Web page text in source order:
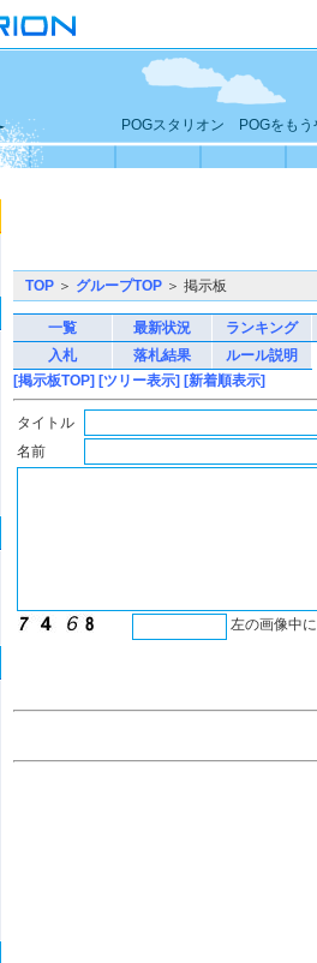
POGスタリオン POGをもう
TOP ＞ グループTOP ＞ 掲示板
一覧 最新状況
ランキング
入札
落札結果
ルール説明
[掲示板TOP] [ツリー表示] [新着順表示]
タイトル
名前
左の画像中